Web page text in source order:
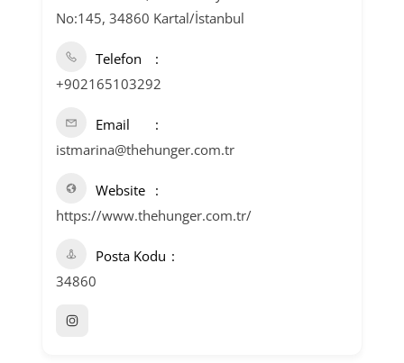
No:145, 34860 Kartal/İstanbul
Telefon
+902165103292
Email
istmarina@thehunger.com.tr
Website
https://www.thehunger.com.tr/
Posta Kodu
34860